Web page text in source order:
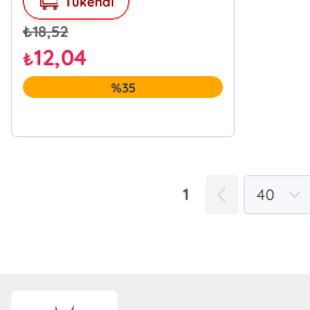
₺18,52
₺12,04
%35
1